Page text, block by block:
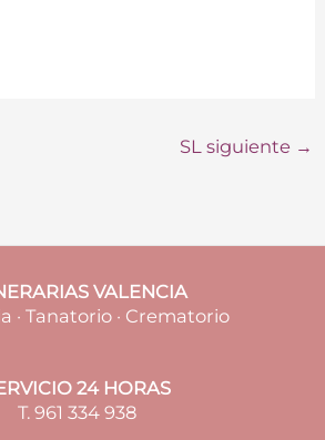
SL siguiente →
VALENCIA
· Tanatorio · Crematorio
24 HORAS
T. 961 334 938